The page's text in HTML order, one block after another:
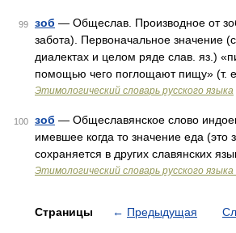
99 зоб — Общеслав. Производное от
забота). Первоначальное значение
диалектах и целом ряде слав. яз.)
помощью чего поглощают пищу» (т.
Этимологический словарь русского языка
100 зоб — Общеславянское слово
имевшее когда то значение еда (это
сохраняется в других славянских
Этимологический словарь русского
Страницы ← Предыдущая